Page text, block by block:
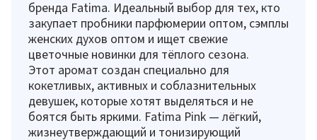
бренда Fatima. Идеальный выбор для тех, кто
закупает пробники парфюмерии оптом, сэмплы
женских духов оптом и ищет свежие
цветочные новинки для тёплого сезона.
Этот аромат создан специально для
кокетливых, активных и соблазнительных
девушек, которые хотят выделяться и не
боятся быть яркими. Fatima Pink — лёгкий,
жизнеутверждающий и тонизирующий